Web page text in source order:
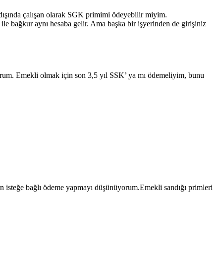
çalışan olarak SGK primimi ödeyebilir miyim.
bağkur aynı hesaba gelir. Ama başka bir işyerinden de girişiniz
Emekli olmak için son 3,5 yıl SSK’ ya mı ödemeliyim, bunu
isteğe bağlı ödeme yapmayı düşünüyorum.Emekli sandığı primleri